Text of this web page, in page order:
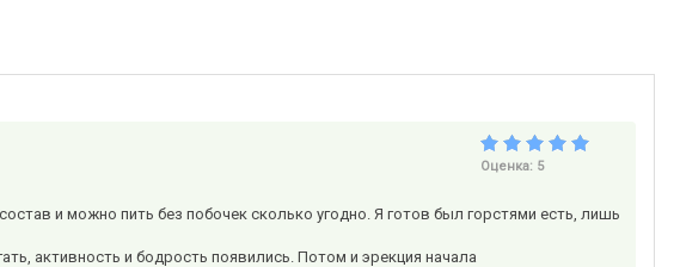
Оценка: 5
и можно пить без побочек сколько угодно. Я готов был горстями есть, лишь
активность и бодрость появились. Потом и эрекция начала